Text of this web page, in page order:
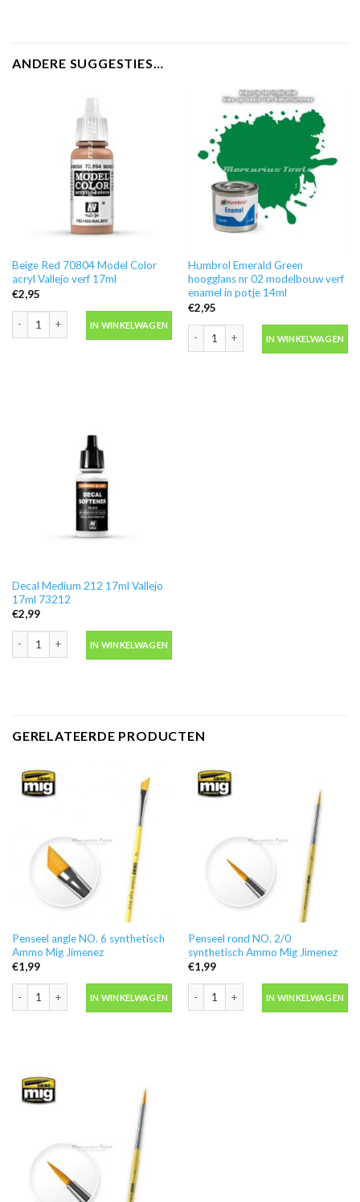
ANDERE SUGGESTIES…
Beige Red 70804 Model Color
acryl Vallejo verf 17ml
€2,95
Beige Red 70804 Model Color acryl Vallejo verf 17ml aantal
IN WINKELWAGEN
Humbrol Emerald Green
hoogglans nr 02 modelbouw verf
enamel in potje 14ml
€2,95
IN WINKELWAGEN
Decal Medium 212 17ml Vallejo
17ml 73212
€2,99
IN WINKELWAGEN
GERELATEERDE PRODUCTEN
Penseel angle NO. 6 synthetisch
Ammo Mig Jimenez
€1,99
Penseel angle NO. 6 synthetisch Ammo Mig Jimenez aantal
IN WINKELWAGEN
Penseel rond NO. 2/0
synthetisch Ammo Mig Jimenez
€1,99
Penseel rond NO. 2/0 synthetisch
IN WINKELWAGEN